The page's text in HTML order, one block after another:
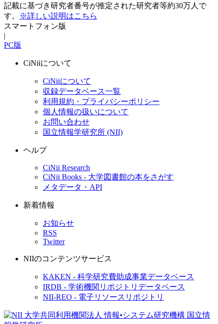
記載に基づき研究者番号が推定された研究者等約30万人で
す。
※詳しい説明はこちら
スマートフォン版
|
PC版
CiNiiについて
CiNiiについて
収録データベース一覧
利用規約・プライバシーポリシー
個人情報の扱いについて
お問い合わせ
国立情報学研究所 (NII)
ヘルプ
CiNii Research
CiNii Books - 大学図書館の本をさがす
メタデータ・API
新着情報
お知らせ
RSS
Twitter
NIIのコンテンツサービス
KAKEN - 科学研究費助成事業データベース
IRDB - 学術機関リポジトリデータベース
NII-REO - 電子リソースリポジトリ